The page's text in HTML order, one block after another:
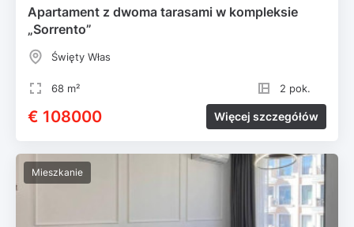
Apartament z dwoma tarasami w kompleksie
„Sorrento”
Święty Włas
68 m² 2 pok.
€ 108000 Więcej szczegółów
Mieszkanie